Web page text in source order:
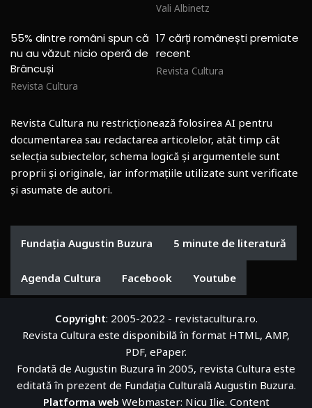
Vali Albinetz
55% dintre români spun că
nu au văzut nicio operă de
Brâncuși
Revista Cultura
17 cărți românești premiate
recent
Revista Cultura
Revista Cultura nu restricționează folosirea AI pentru
documentarea sau redactarea articolelor, atât timp cât
selecția subiectelor, schema logică și argumentele sunt
proprii și originale, iar informațiile utilizate sunt verificate
și asumate de autori.
Fundația Augustin Buzura 5 minute de literatură
Agenda Cultura Facebook Youtube
Copyright: 2005-2022 - revistacultura.ro.
Revista Cultura este disponibilă în format HTML, AMP,
PDF, ePaper.
Fondată de Augustin Buzura în 2005, revista Cultura este
editată în prezent de Fundația Culturală Augustin Buzura.
Platforma web Webmaster: Nicu Ilie. Content